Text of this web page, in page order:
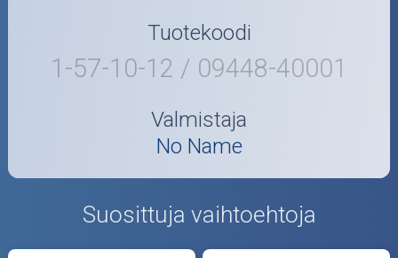
Tuotekoodi
1-57-10-12 / 09448-40001
Valmistaja
No Name
Suosittuja vaihtoehtoja